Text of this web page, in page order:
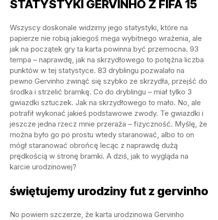
STATYSTYKI GERVINHO Z FIFA 15
Wszyscy doskonale widzimy jego statystyki, które na
papierze nie robią jakiegoś mega wybitnego wrażenia, ale
jak na początek gry ta karta powinna być przemocna. 93
tempa – naprawdę, jak na skrzydłowego to potężna liczba
punktów w tej statystyce. 83 dryblingu pozwalało na
pewno Gervinho zwinąć się szybko ze skrzydła, przejść do
środka i strzelić bramkę. Co do dryblingu – miał tylko 3
gwiazdki sztuczek. Jak na skrzydłowego to mało. No, ale
potrafił wykonać jakieś podstawowe zwody. Te gwiazdki i
jeszcze jedna rzecz mnie przeraża – fizyczność. Myślę, że
można było go po prostu wtedy staranować, albo to on
mógł staranować obrońcę lecąc z naprawdę dużą
prędkością w stronę bramki. A dziś, jak to wygląda na
karcie urodzinowej?
świętujemy urodziny fut z gervinho
No powiem szczerze, że karta urodzinowa Gervinho